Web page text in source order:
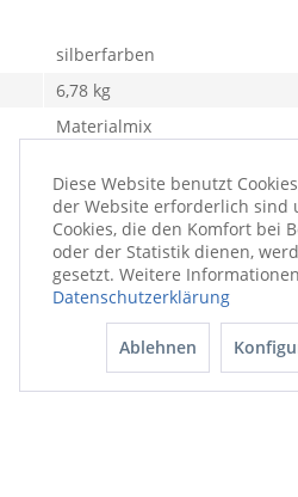
silberfarben
6,78 kg
Materialmix
Diese Website benutzt
der Website erforderlich sind
Cookies, die den Komfort bei
oder der Statistik dienen,
gesetzt. Weitere
Datenschutzerklärung
Ablehnen